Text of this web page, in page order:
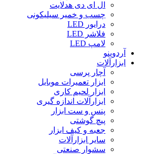
ال ای دی هدلایت
چسب و خمیر سیلیکونی
درایور LED
فلاشر LED
لامپ LED
آردوینو
ابزارآلات
آچار پرسی
ابزار تعمیرات موبایل
ابزار لحیم کاری
ابزارآلات اندازه گیری
پنس و ست ابزار
پیچ گوشتی
جعبه و کیف ابزار
سایر ابزارآلات
سشوار صنعتی